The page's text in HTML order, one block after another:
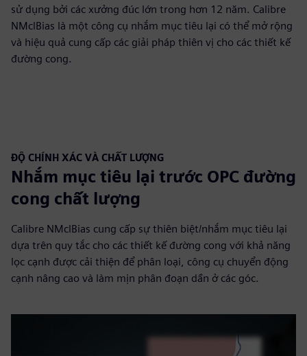
sử dụng bởi các xưởng đúc lớn trong hơn 12 năm. Calibre
NMclBias là một công cụ nhắm mục tiêu lại có thể mở rộng
và hiệu quả cung cấp các giải pháp thiên vị cho các thiết kế
đường cong.
ĐỘ CHÍNH XÁC VÀ CHẤT LƯỢNG
Nhắm mục tiêu lại trước OPC đường
cong chất lượng
Calibre NMclBias cung cấp sự thiên biệt/nhắm mục tiêu lại
dựa trên quy tắc cho các thiết kế đường cong với khả năng
lọc cạnh được cải thiện để phân loại, công cụ chuyển động
cạnh nâng cao và làm mịn phân đoạn dần ở các góc.